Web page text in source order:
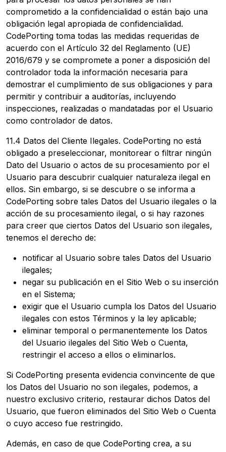
comprometido a la confidencialidad o están bajo una
obligación legal apropiada de confidencialidad.
CodePorting toma todas las medidas requeridas de
acuerdo con el Artículo 32 del Reglamento (UE)
2016/679 y se compromete a poner a disposición del
controlador toda la información necesaria para
demostrar el cumplimiento de sus obligaciones y para
permitir y contribuir a auditorías, incluyendo
inspecciones, realizadas o mandatadas por el Usuario
como controlador de datos.
11.4 Datos del Cliente Ilegales. CodePorting no está
obligado a preseleccionar, monitorear o filtrar ningún
Dato del Usuario o actos de su procesamiento por el
Usuario para descubrir cualquier naturaleza ilegal en
ellos. Sin embargo, si se descubre o se informa a
CodePorting sobre tales Datos del Usuario ilegales o la
acción de su procesamiento ilegal, o si hay razones
para creer que ciertos Datos del Usuario son ilegales,
tenemos el derecho de:
notificar al Usuario sobre tales Datos del Usuario
ilegales;
negar su publicación en el Sitio Web o su inserción
en el Sistema;
exigir que el Usuario cumpla los Datos del Usuario
ilegales con estos Términos y la ley aplicable;
eliminar temporal o permanentemente los Datos
del Usuario ilegales del Sitio Web o Cuenta,
restringir el acceso a ellos o eliminarlos.
Si CodePorting presenta evidencia convincente de que
los Datos del Usuario no son ilegales, podemos, a
nuestro exclusivo criterio, restaurar dichos Datos del
Usuario, que fueron eliminados del Sitio Web o Cuenta
o cuyo acceso fue restringido.
Además, en caso de que CodePorting crea, a su